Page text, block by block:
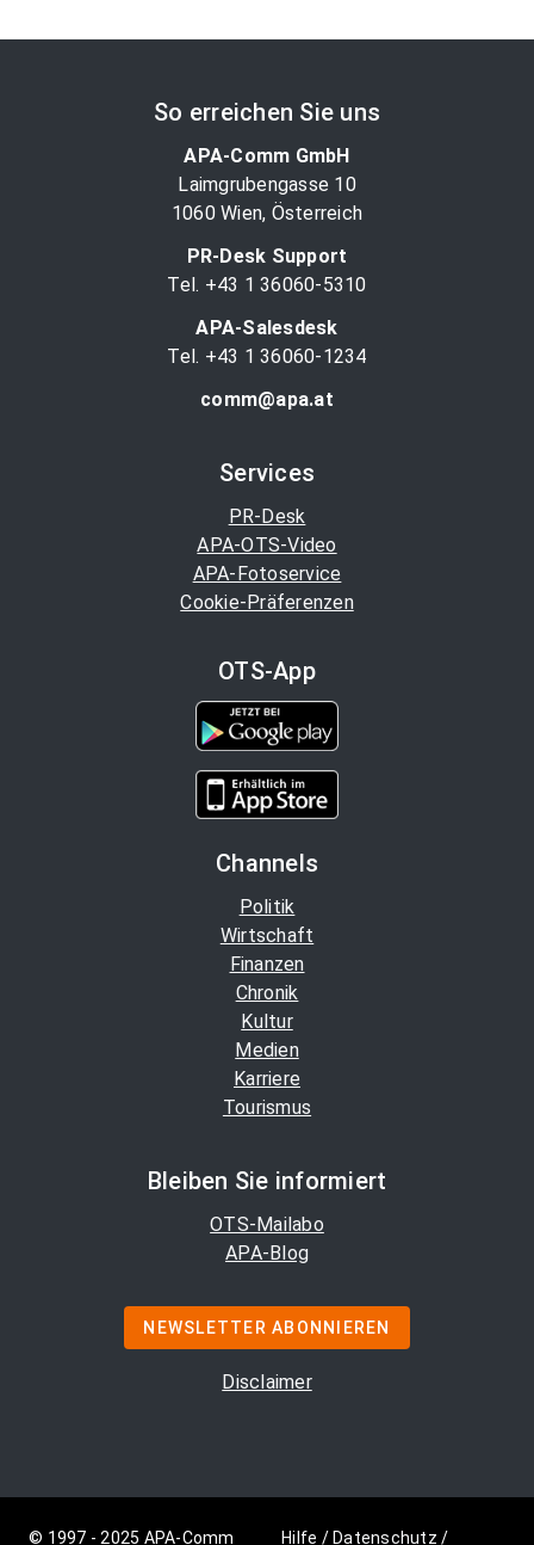
So erreichen Sie uns
APA-Comm GmbH
Laimgrubengasse 10
1060 Wien, Österreich
PR-Desk Support
Tel. +43 1 36060-5310
APA-Salesdesk
Tel. +43 1 36060-1234
comm@apa.at
Services
PR-Desk
APA-OTS-Video
APA-Fotoservice
Cookie-Präferenzen
OTS-App
Channels
Politik
Wirtschaft
Finanzen
Chronik
Kultur
Medien
Karriere
Tourismus
Bleiben Sie informiert
OTS-Mailabo
APA-Blog
NEWSLETTER ABONNIEREN
Disclaimer
© 1997 - 2025 APA-Comm Hilfe / Datenschutz /